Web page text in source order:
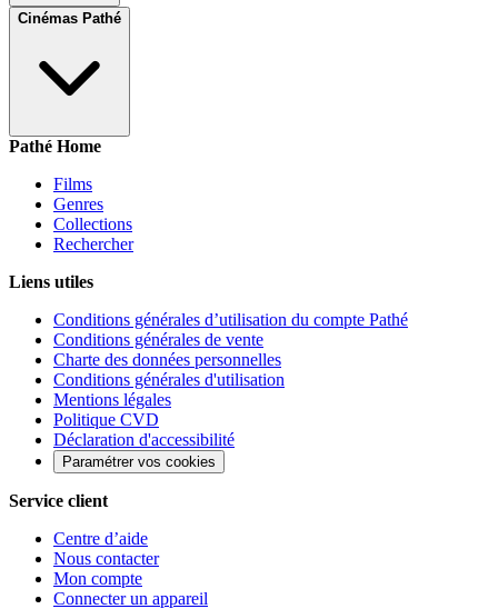
Cinémas Pathé
Pathé Home
Films
Genres
Collections
Rechercher
Liens utiles
Conditions générales d’utilisation du compte Pathé
Conditions générales de vente
Charte des données personnelles
Conditions générales d'utilisation
Mentions légales
Politique CVD
Déclaration d'accessibilité
Paramétrer vos cookies
Service client
Centre d’aide
Nous contacter
Mon compte
Connecter un appareil